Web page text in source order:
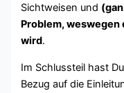
Sichtweisen und
Problem, weswegen
wird.
Im Schlussteil hast
Bezug auf die